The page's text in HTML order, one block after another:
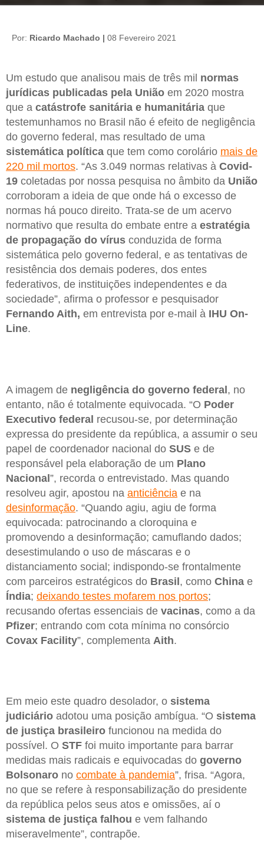
Por: Ricardo Machado | 08 Fevereiro 2021
Um estudo que analisou mais de três mil normas
jurídicas publicadas pela União em 2020 mostra
que a catástrofe sanitária e humanitária que
testemunhamos no Brasil não é efeito de negligência
do governo federal, mas resultado de uma
sistemática política que tem como corolário mais de
220 mil mortos. “As 3.049 normas relativas à Covid-
19 coletadas por nossa pesquisa no âmbito da União
corroboram a ideia de que onde há o excesso de
normas há pouco direito. Trata-se de um acervo
normativo que resulta do embate entre a estratégia
de propagação do vírus conduzida de forma
sistemática pelo governo federal, e as tentativas de
resistência dos demais poderes, dos entes
federativos, de instituições independentes e da
sociedade”, afirma o professor e pesquisador
Fernando Aith, em entrevista por e-mail à IHU On-
Line.
A imagem de negligência do governo federal, no
entanto, não é totalmente equivocada. “O Poder
Executivo federal recusou-se, por determinação
expressa do presidente da república, a assumir o seu
papel de coordenador nacional do SUS e de
responsável pela elaboração de um Plano
Nacional”, recorda o entrevistado. Mas quando
resolveu agir, apostou na anticiência e na
desinformação. “Quando agiu, agiu de forma
equivocada: patrocinando a cloroquina e
promovendo a desinformação; camuflando dados;
desestimulando o uso de máscaras e o
distanciamento social; indispondo-se frontalmente
com parceiros estratégicos do Brasil, como China e
Índia; deixando testes mofarem nos portos;
recusando ofertas essenciais de vacinas, como a da
Pfizer; entrando com cota mínima no consórcio
Covax Facility”, complementa Aith.
Em meio este quadro desolador, o sistema
judiciário adotou uma posição ambígua. “O sistema
de justiça brasileiro funcionou na medida do
possível. O STF foi muito importante para barrar
medidas mais radicais e equivocadas do governo
Bolsonaro no combate à pandemia”, frisa. “Agora,
no que se refere à responsabilização do presidente
da república pelos seus atos e omissões, aí o
sistema de justiça falhou e vem falhando
miseravelmente”, contrapõe.